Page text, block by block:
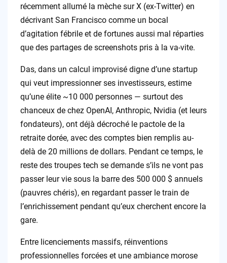
récemment allumé la mèche sur X (ex-Twitter) en
décrivant San Francisco comme un bocal
d’agitation fébrile et de fortunes aussi mal réparties
que des partages de screenshots pris à la va-vite.
Das, dans un calcul improvisé digne d’une startup
qui veut impressionner ses investisseurs, estime
qu’une élite ~10 000 personnes — surtout des
chanceux de chez OpenAI, Anthropic, Nvidia (et leurs
fondateurs), ont déjà décroché le pactole de la
retraite dorée, avec des comptes bien remplis au-
delà de 20 millions de dollars. Pendant ce temps, le
reste des troupes tech se demande s’ils ne vont pas
passer leur vie sous la barre des 500 000 $ annuels
(pauvres chéris), en regardant passer le train de
l’enrichissement pendant qu’eux cherchent encore la
gare.
Entre licenciements massifs, réinventions
professionnelles forcées et une ambiance morose